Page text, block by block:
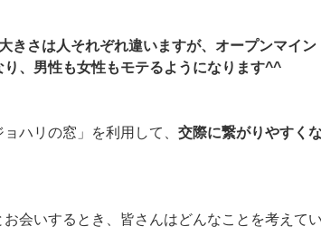
きさは人それぞれ違いますが、オープンマイ
り、男性も女性もモテるようになります^^
ハリの窓」を利用して、 交際に繋がりやすく
会いするとき、皆さんはどんなことを考えて